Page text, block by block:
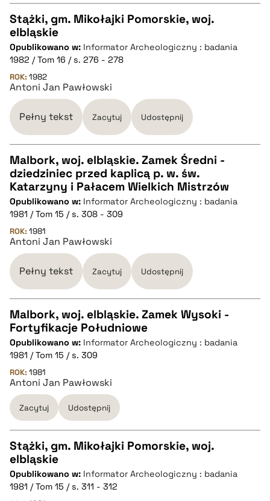
pobierz cytat
CZYSTY TEKST
pobierz cytat
BIBTEX
pobierz cytat
Stążki, gm. Mikołajki Pomorskie, woj.
elbląskie
Opublikowano w: Informator Archeologiczny : badania
1982 / Tom 16 / s. 276 - 278
ROK: 1982
Antoni Jan Pawłowski
Pełny tekst Zacytuj Udostępnij
CZYSTY TEKST
pobierz cytat
BIBTEX
pobierz cytat
Malbork, woj. elbląskie. Zamek Średni -
dziedziniec przed kaplicą p. w. św.
Katarzyny i Pałacem Wielkich Mistrzów
Opublikowano w: Informator Archeologiczny : badania
1981 / Tom 15 / s. 308 - 309
ROK: 1981
Antoni Jan Pawłowski
Pełny tekst Zacytuj Udostępnij
CZYSTY TEKST
pobierz cytat
BIBTEX
pobierz cytat
Malbork, woj. elbląskie. Zamek Wysoki -
Fortyfikacje Południowe
Opublikowano w: Informator Archeologiczny : badania
1981 / Tom 15 / s. 309
ROK: 1981
Antoni Jan Pawłowski
Zacytuj Udostępnij
CZYSTY TEKST
Stążki, gm. Mikołajki Pomorskie, woj.
elbląskie
Opublikowano w: Informator Archeologiczny : badania
1981 / Tom 15 / s. 311 - 312